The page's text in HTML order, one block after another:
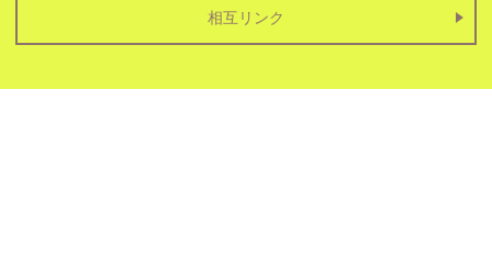
相互リンク